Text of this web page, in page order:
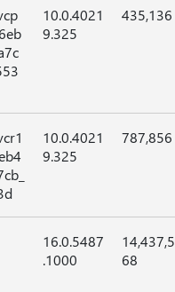
10.0.4021
9.325
435,136
10.0.4021
9.325
787,856
16.0.5487
.1000
14,437,5
68